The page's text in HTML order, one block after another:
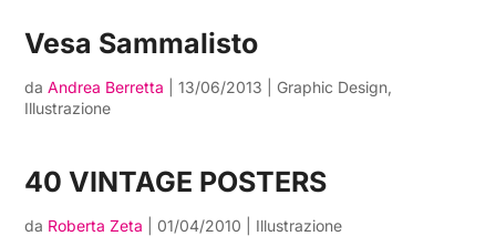
Vesa Sammalisto
daAndrea Berretta |13/06/2013 Graphic Design,
Illustrazione
40 VINTAGE POSTERS
da Roberta Zeta 01/04/2010 Illustrazione